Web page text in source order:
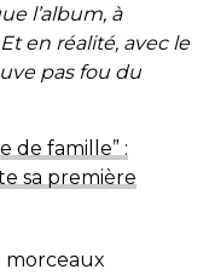
l’album, à
en réalité, avec le
pas fou du
de famille” :
sa première
morceaux